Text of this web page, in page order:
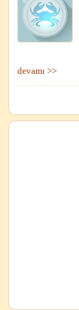
devamı >>